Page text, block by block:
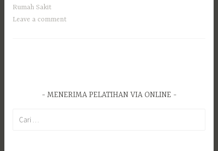
Rumah Sakit
Leave a comment
MENERIMA PELATIHAN VIA ONLINE